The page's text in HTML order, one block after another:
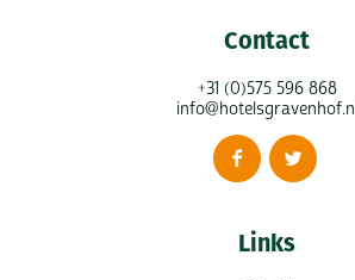
Contact
+31 (0)575 596 868
info@hotelsgravenhof.nl
Links